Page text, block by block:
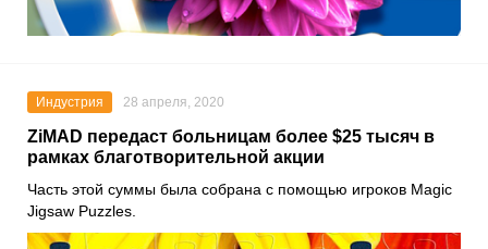
Индустрия 28 апреля, 2020
ZiMAD передаст больницам более $25 тысяч в
рамках благотворительной акции
Часть этой суммы была собрана с помощью игроков Magic
Jigsaw Puzzles